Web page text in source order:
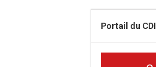
Portail du CDI